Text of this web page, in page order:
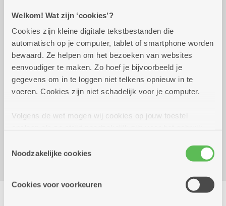
Welkom! Wat zijn ‘cookies’?
Cookies zijn kleine digitale tekstbestanden die
automatisch op je computer, tablet of smartphone worden
bewaard. Ze helpen om het bezoeken van websites
eenvoudiger te maken. Zo hoef je bijvoorbeeld je
gegevens om in te loggen niet telkens opnieuw in te
voeren. Cookies zijn niet schadelijk voor je computer.
Volgens de wet mogen wij cookies op jouw toestel
cookies hebben we jouw toestemming nodig. Sommige
cookies worden geplaatst door derde partijen die een
informatie over jouw (geanonimiseerd) gebruik van onze
Noodzakelijke cookies
Cookies voor voorkeuren
Praktisch
donderdag 20 augustus
2026
09.00 uur tot 10.00
uur
7,50 euro - reserveer vooraf
2040 Berendrecht
Delen